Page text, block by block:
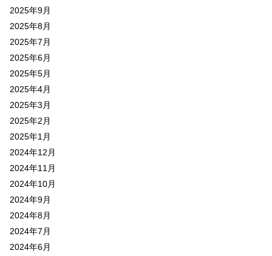
2025年9月
2025年8月
2025年7月
2025年6月
2025年5月
2025年4月
2025年3月
2025年2月
2025年1月
2024年12月
2024年11月
2024年10月
2024年9月
2024年8月
2024年7月
2024年6月